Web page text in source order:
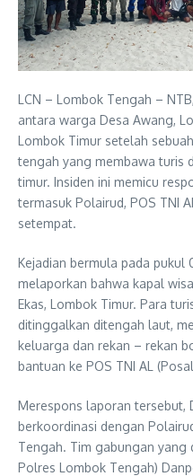
LCN – Lombok Tengah –
antara warga Desa Awang,
Lombok Timur setelah
tengah yang membawa turis
timur. Insiden ini memicu
termasuk Polairud, POS TNI
setempat.
Kejadian bermula pada
melaporkan bahwa kapal
Ekas, Lombok Timur. Para
ditinggalkan ditengah laut,
keluarga dan rekan – rekan
bantuan ke POS TNI AL
Merespons laporan tersebut,
berkoordinasi dengan
Tengah. Tim gabungan yang
Polres Lombok Tengah)